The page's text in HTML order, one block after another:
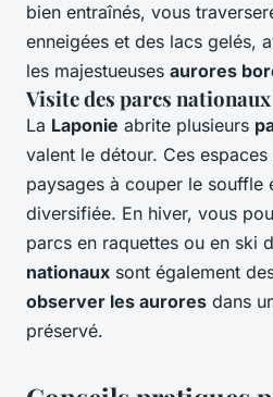
bien entraînés, vous
enneigées et des lacs gelés,
les majestueuses aurores
Visite des parcs nationaux
La Laponie abrite plusieurs
valent le détour. Ces
paysages à couper le souffle
diversifiée. En hiver, vous
parcs en raquettes ou en ski
nationaux sont également
observer les aurores dans
préservé.